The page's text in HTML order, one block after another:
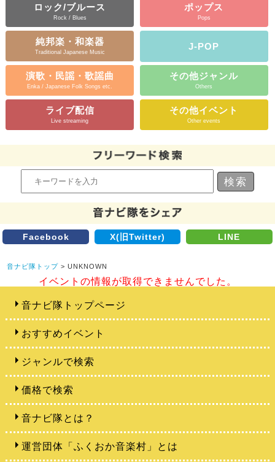
ロック/ブルース
Rock / Blues
ポップス
Pops
純邦楽・和楽器
Traditional Japanese Music
J-POP
演歌・民謡・歌謡曲
Enka / Japanese Folk Songs etc.
その他ジャンル
Others
ライブ配信
Live streaming
その他イベント
Other events
Facebook X(旧Twitter) LINE
音ナビ隊トップ > UNKNOWN
イベントの情報が取得できませんでした。
音ナビ隊トップページ
おすすめイベント
ジャンルで検索
価格で検索
音ナビ隊とは？
運営団体「ふくおか音楽村」とは